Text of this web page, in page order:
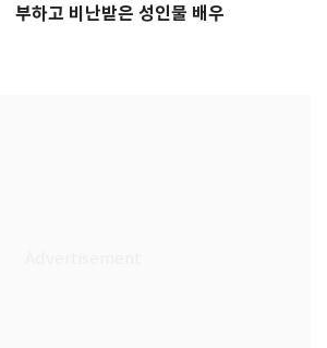
부하고 비난받은 성인물 배우